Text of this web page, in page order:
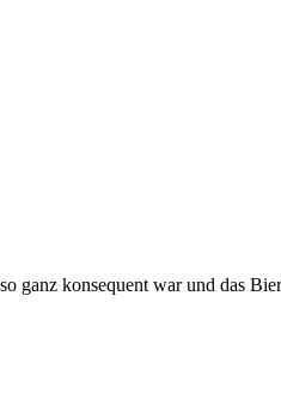
ganz konsequent war und das